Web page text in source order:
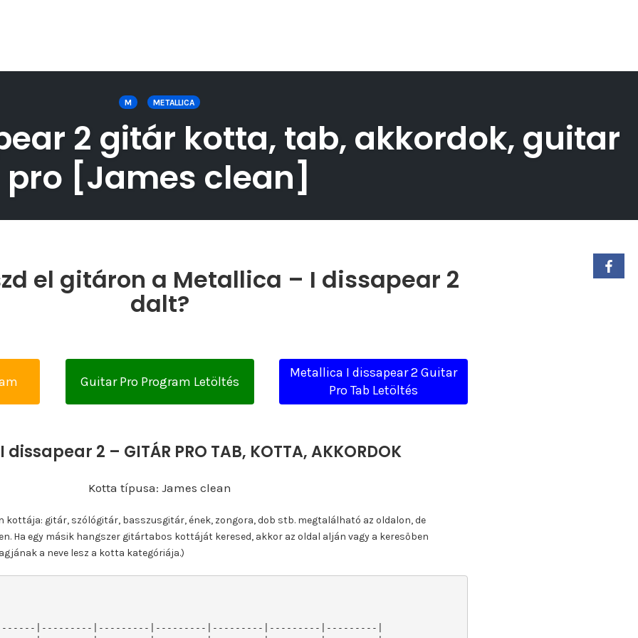
M METALLICA
2 gitár kotta, tab, akkordok, guitar
pro [James clean]
el gitáron a Metallica – I dissapear 2
dalt?
Guitar Pro Program Letöltés
Metallica I dissapear 2 Guitar
Pro Tab Letöltés
2 – GITÁR PRO TAB, KOTTA, AKKORDOK
Kotta típusa: James clean
kottája: gitár, szólógitár, basszusgitár, ének, zongora, dob stb. megtalálható az oldalon, de
Ha egy másik hangszer gitártabos kottáját keresed, akkor az oldal alján vagy a keresőben
a neve lesz a kotta kategóriája.)